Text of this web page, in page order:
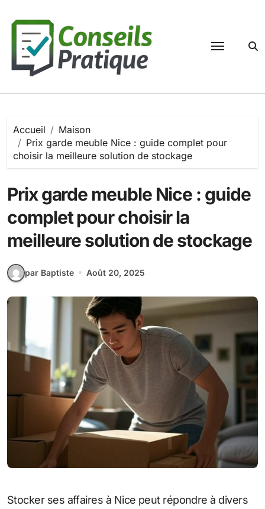
contenu
Accueil
Maison
Prix garde meuble Nice : guide complet pour
choisir la meilleure solution de stockage
Prix garde meuble Nice : guide
complet pour choisir la
meilleure solution de stockage
par Baptiste Août 20, 2025
Stocker ses affaires à Nice peut répondre à divers